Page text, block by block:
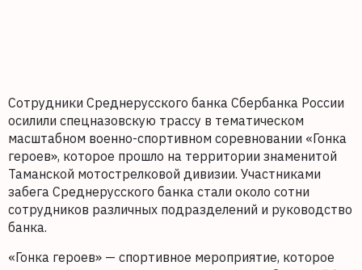
Сотрудники Среднерусского банка Сбербанка России
осилили спецназовскую трассу в тематическом
масштабном военно-спортивном соревновании «Гонка
героев», которое прошло на территории знаменитой
Таманской мотострелковой дивизии. Участниками
забега Среднерусского банка стали около сотни
сотрудников различных подразделений и руководство
банка.
«Гонка героев» — спортивное мероприятие, которое